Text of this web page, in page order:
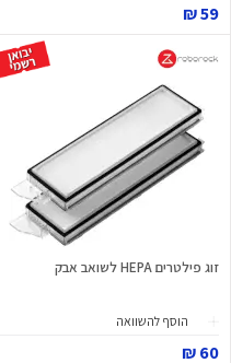
59 ₪
זוג פילטרים HEPA לשואב אבק
הוסף להשוואה
60 ₪